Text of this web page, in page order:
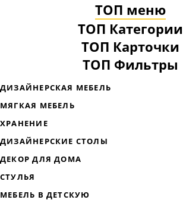
ТОП меню
ТОП Категории
ТОП Карточки
ТОП Фильтры